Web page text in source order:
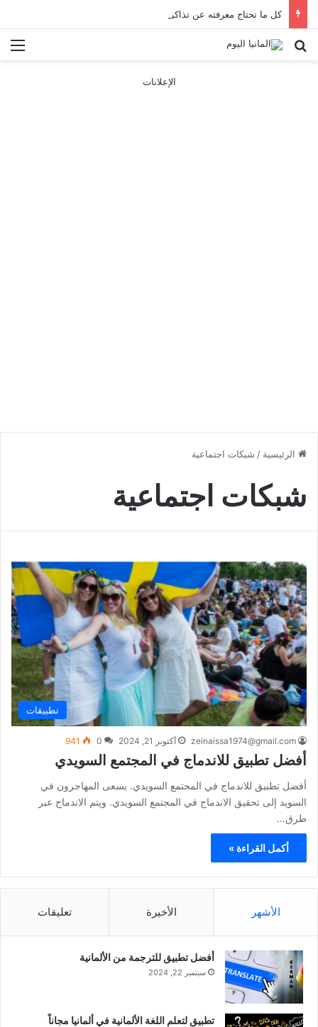
كل ما تحتاج معرفته عن تذاكر ووسائل النقل في باريس 2025
بحث عن
الإعلانات
الرئيسية / شبكات اجتماعية
شبكات اجتماعية
تطبيقات
zeinaissa1974@gmail.com أكتوبر 21, 2024 0
941
أفضل تطبيق للاندماج في المجتمع السويدي
أفضل تطبيق للاندماج في المجتمع السويدي. يسعى المهاجرون في
السويد إلى تحقيق الاندماج في المجتمع السويدي. ويتم الاندماج عبر
طرق…
أكمل القراءة »
الأشهر الأخيرة تعليقات
أفضل تطبيق للترجمة من الألمانية
سبتمبر 22, 2024
تطبيق لتعلم اللغة الألمانية في ألمانيا مجاناً